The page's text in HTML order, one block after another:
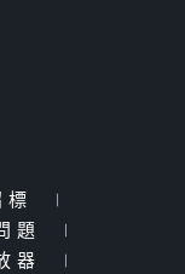
標
|
題
|
器
|